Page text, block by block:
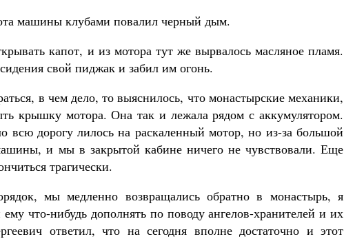
машины клубами повалил черный дым.
капот, и из мотора тут же вырвалось масляное пламя.
свой пиджак и забил им огонь.
в чем дело, то выяснилось, что монастырские механики,
крышку мотора. Она так и лежала рядом с аккумулятором.
всю дорогу лилось на раскаленный мотор, но из-за большой
и мы в закрытой кабине ничего не чувствовали. Еще
трагически.
мы медленно возвращались обратно в монастырь, я
что-нибудь дополнять по поводу ангелов-хранителей и их
ответил, что на сегодня вполне достаточно и этот